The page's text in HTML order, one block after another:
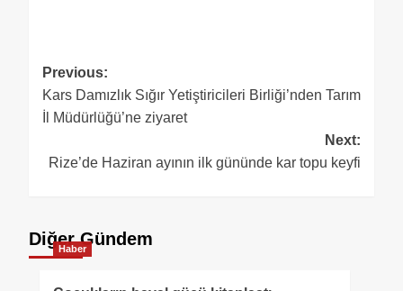
Previous:
Kars Damızlık Sığır Yetiştiricileri Birliği’nden Tarım
İl Müdürlüğü’ne ziyaret
Next:
Rize’de Haziran ayının ilk gününde kar topu keyfi
Diğer Gündem
Haber